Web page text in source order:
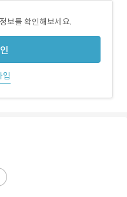
보를 확인해보세요.
입